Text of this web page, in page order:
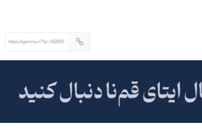
https://qomna.ir/?p=192850